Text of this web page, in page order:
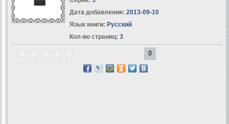
Дата добавления: 2013-09-10
Язык книги: Русский
Кол-во страниц: 3
0